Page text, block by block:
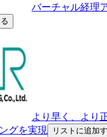
バーチャル経理
より早く、より
グを実現
リストに追加